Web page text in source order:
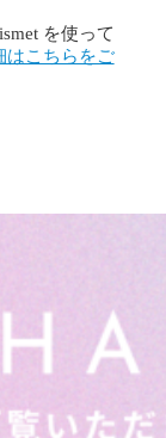
を使って
はこちらをご